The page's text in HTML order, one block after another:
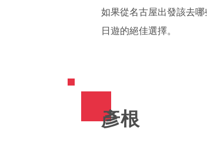
如果從名古屋出發該去
日遊的絕佳選擇。
彥根